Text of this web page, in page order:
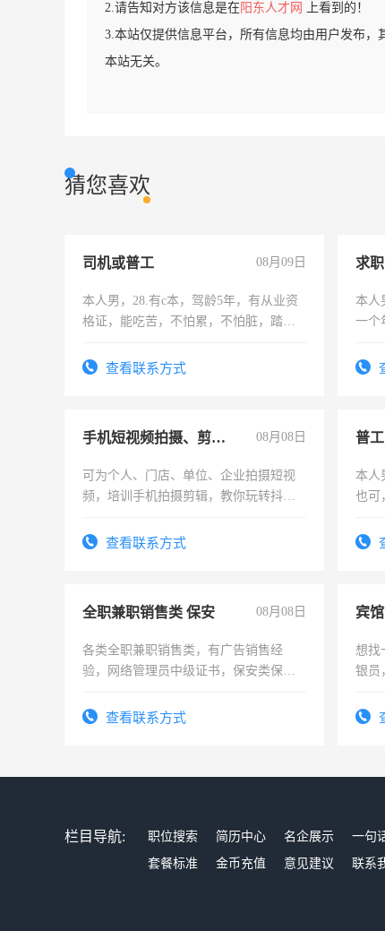
2.请告知对方该信息是在阳东人才网
上看到的！
3.本站仅提供信息平台，所有信息均由用户发布
本站无关。
猜您喜欢
司机或普工 08月09日
本人男，28.有c本，驾龄5年，有从业资
格证，能吃苦，不怕累，不怕脏，踏
查看联系方式
求
本人
一个
手机短视频拍摄、剪辑、抖音快手 08月08日
可为个人、门店、单位、企业拍摄短视
频，培训手机拍摄剪辑，教你玩转抖音
频，培训手机拍摄剪辑，教你玩转抖
查看联系方式
普
本人
也可
全职兼职销售类 保安 08月08日
各类全职兼职销售类，有广告销售经
验，网络管理员中级证书，保安类保安
有高低压电工证和十几年工作经验
查看联系方式
想找
银员
号同
栏目导航: 职位搜索 简历中心 名企展示 一句
套餐标准
金币充值 意见建议 联系